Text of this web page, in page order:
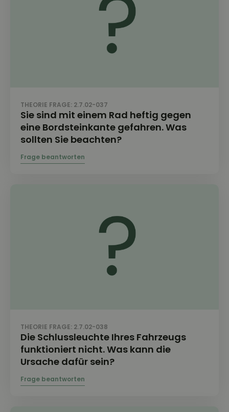
THEORIE FRAGE: 2.7.02-037
Sie sind mit einem Rad heftig gegen
eine Bordsteinkante gefahren. Was
sollten Sie beachten?
THEORIE FRAGE: 2.7.02-038
Die Schlussleuchte Ihres Fahrzeugs
funktioniert nicht. Was kann die
Ursache dafür sein?